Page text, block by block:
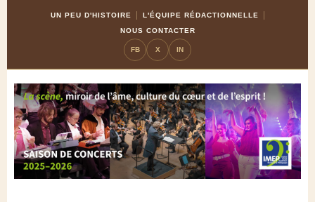
UN PEU D'HISTOIRE
L'ÉQUIPE RÉDACTIONNELLE
NOUS CONTACTER
FB X IN